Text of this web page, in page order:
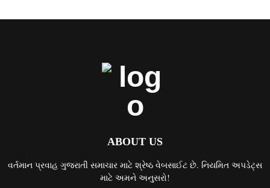
ABOUT US
વર્તમાન પ્રવાહ ગુજરાતી સમાચાર માટે શ્રેષ્ઠ વેબસાઈટ છે. નિયમિત અપડેટ્સ
માટે અમને અનુસરો!